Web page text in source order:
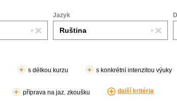
Jazyk
s délkou kurzu s konkrétní intenzitou výuky
příprava na jaz. zkoušku další kritéria